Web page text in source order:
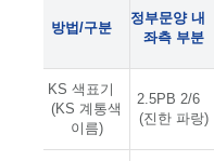
방법/구분
정부문양 내
좌측 부분
KS 색표기
(KS 계통색
이름)
2.5PB 2/6
(진한 파랑)